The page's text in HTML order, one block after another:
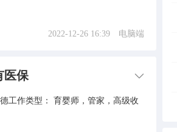
2022-12-26 16:39 电脑端
医保
工作类型： 育婴师，管家，高级收